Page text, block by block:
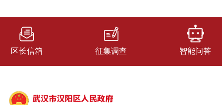
区长信箱 征集调查 智能问答